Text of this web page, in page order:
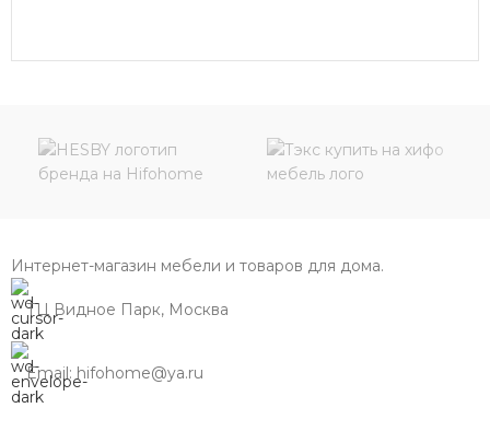
Интернет-магазин мебели и товаров для дома.
ТЦ Видное Парк, Москва
Email: hifohome@ya.ru